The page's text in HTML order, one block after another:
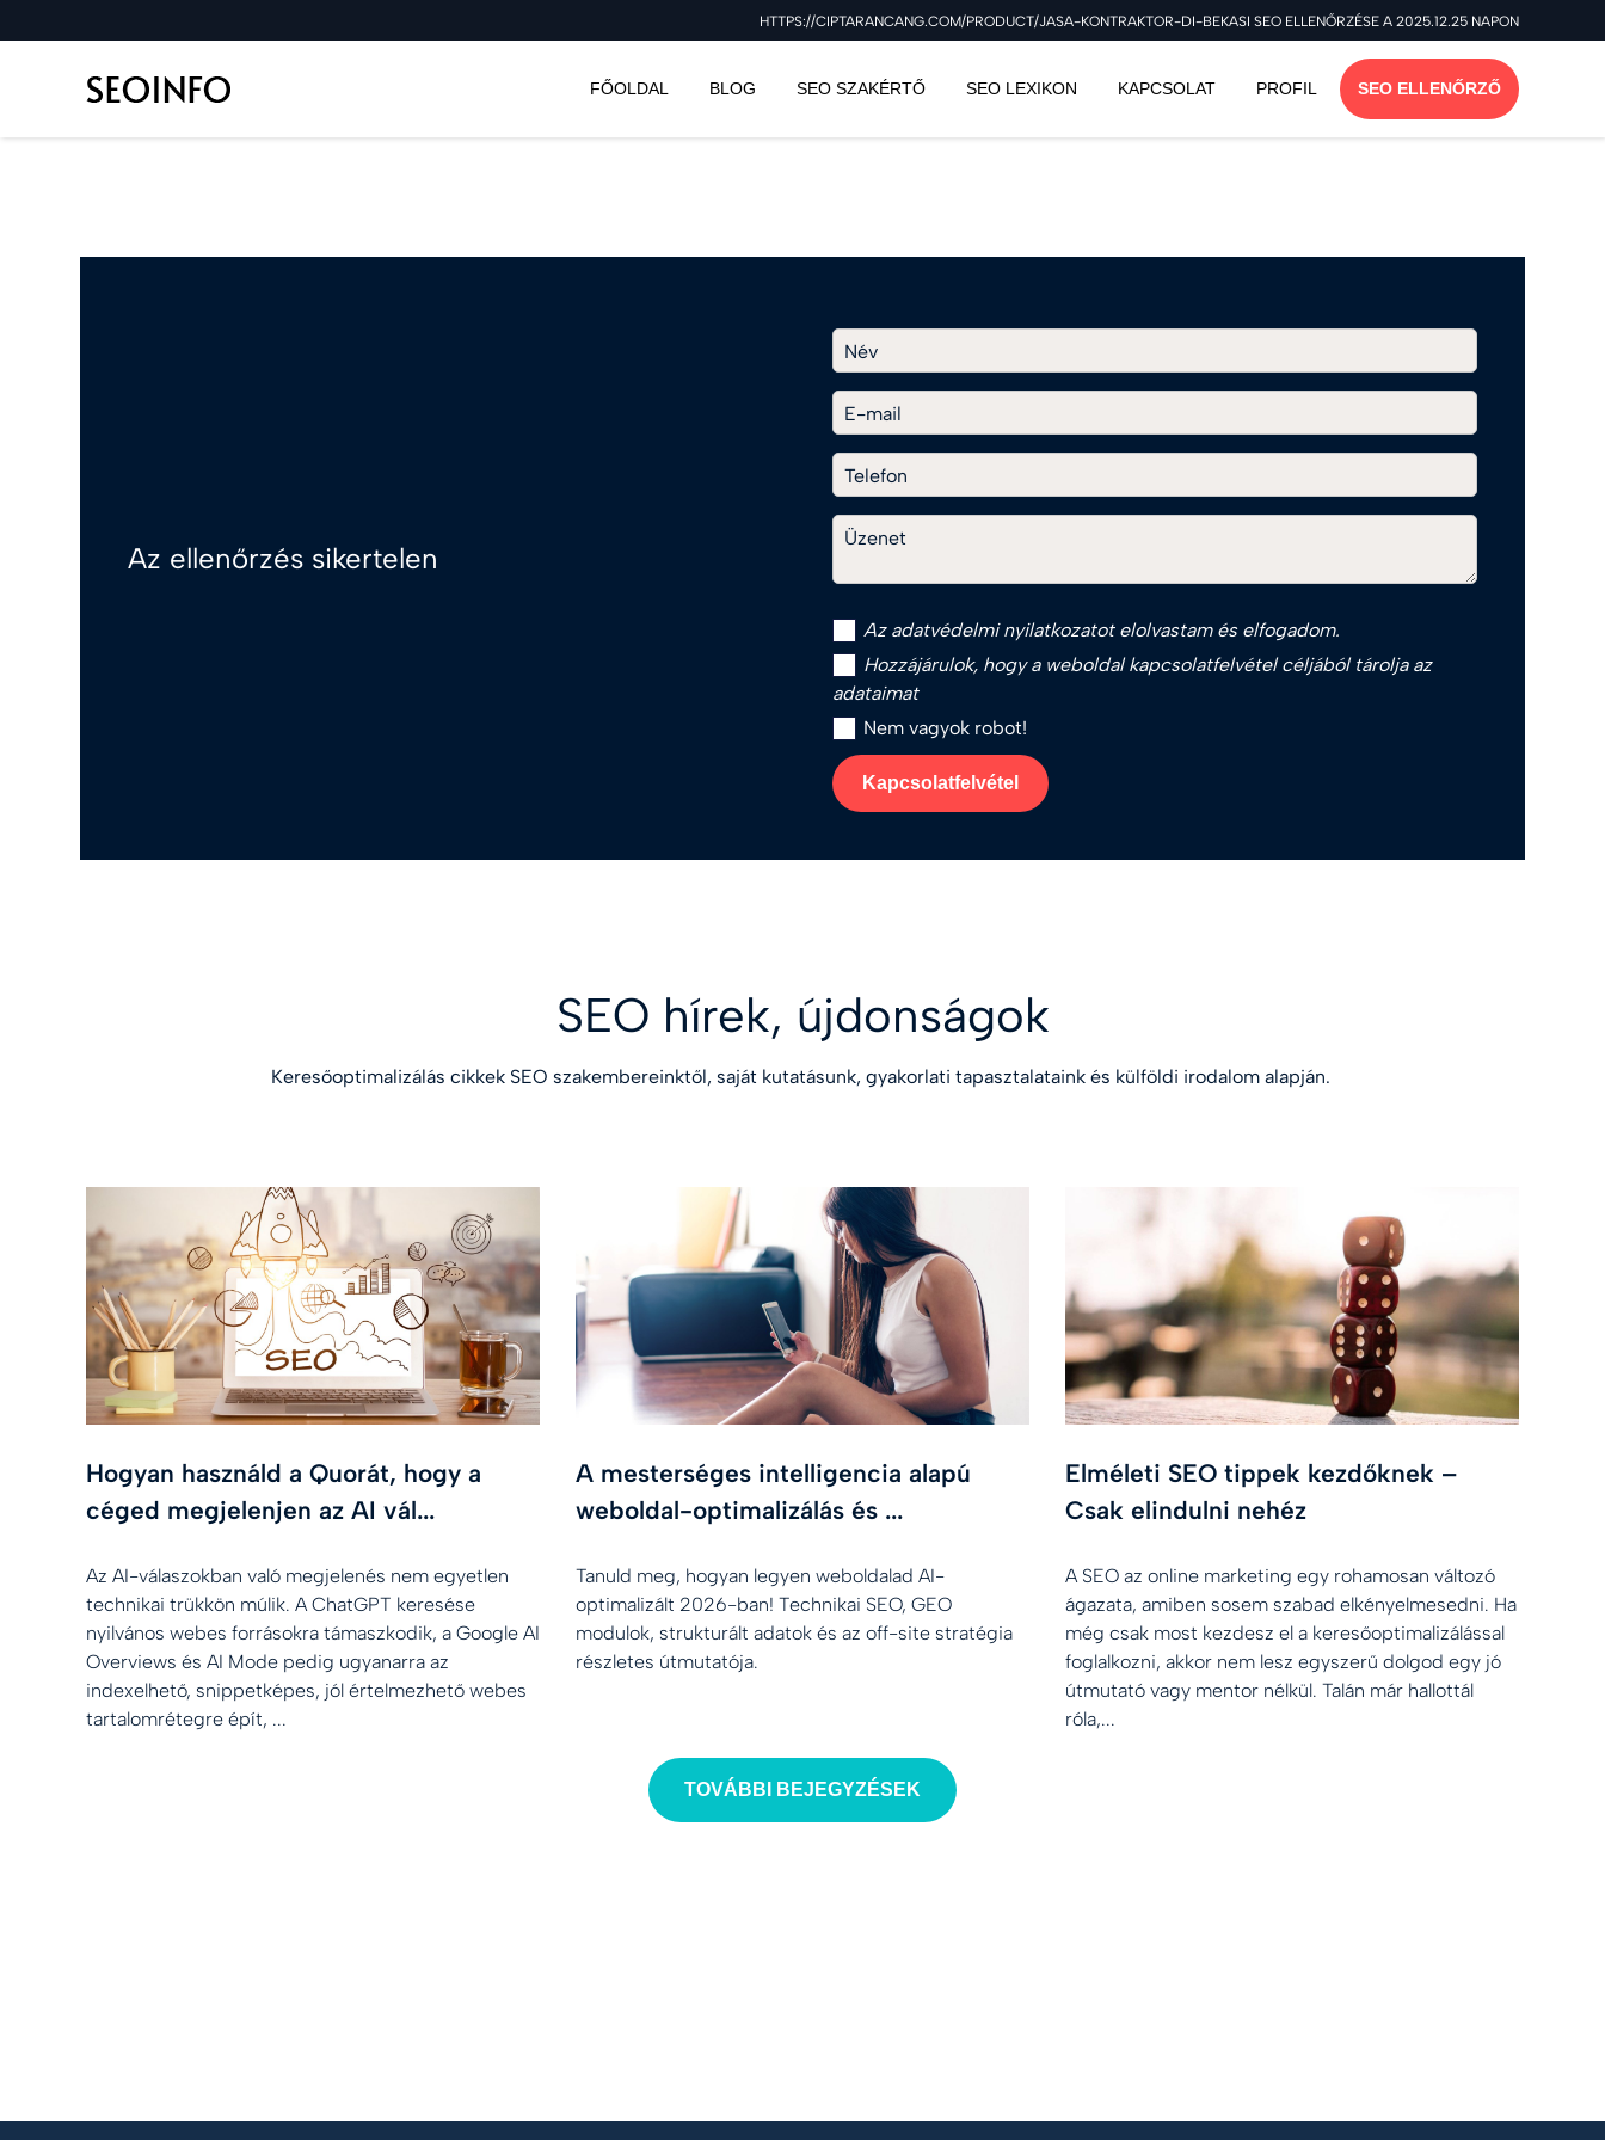
HTTPS://CIPTARANCANG.COM/PRODUCT/JASA-KONTRAKTOR-DI-BEKASI SEO ELLENŐRZÉSE A 2025.12.25 NAPON
FŐOLDAL BLOG SEO SZAKÉRTŐ SEO LEXIKON KAPCSOLAT PROFIL SEO ELLENŐRZŐ
Az ellenőrzés sikertelen
Név
E-mail
Telefon
Üzenet
Az adatvédelmi nyilatkozatot elolvastam és elfogadom.
Hozzájárulok, hogy a weboldal kapcsolatfelvétel céljából tárolja az
adataimat
Nem vagyok robot!
Kapcsolatfelvétel
SEO hírek, újdonságok
Keresőoptimalizálás cikkek SEO szakembereinktől, saját kutatásunk, gyakorlati tapasztalataink és külföldi irodalom alapján.
Hogyan használd a Quorát, hogy a
céged megjelenjen az AI vál...
Az AI-válaszokban való megjelenés nem egyetlen
technikai trükkön múlik. A ChatGPT keresése
nyilvános webes forrásokra támaszkodik, a Google AI
Overviews és AI Mode pedig ugyanarra az
indexelhető, snippetképes, jól értelmezhető webes
tartalomrétegre épít, ...
A mesterséges intelligencia alapú
weboldal-optimalizálás és ...
Tanuld meg, hogyan legyen weboldalad AI-
optimalizált 2026-ban! Technikai SEO, GEO
modulok, strukturált adatok és az off-site stratégia
részletes útmutatója.
Elméleti SEO tippek kezdőknek –
Csak elindulni nehéz
A SEO az online marketing egy rohamosan változó
ágazata, amiben sosem szabad elkényelmesedni. Ha
még csak most kezdesz el a keresőoptimalizálással
foglalkozni, akkor nem lesz egyszerű dolgod egy jó
útmutató vagy mentor nélkül. Talán már hallottál
róla,...
TOVÁBBI BEJEGYZÉSEK